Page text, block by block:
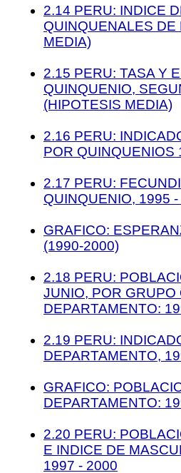
2.14 PERU: INDICE
QUINQUENALES
MEDIA)
2.15 PERU: TASA Y
QUINQUENIO,
(HIPOTESIS MEDIA)
2.16 PERU:
POR QUINQUENIOS
2.17 PERU:
QUINQUENIO, 1995
GRAFICO:
(1990-2000)
2.18 PERU:
JUNIO, POR
DEPARTAMENTO:
2.19 PERU:
DEPARTAMENTO,
GRAFICO:
DEPARTAMENTO:
2.20 PERU:
E INDICE DE
1997 - 2000